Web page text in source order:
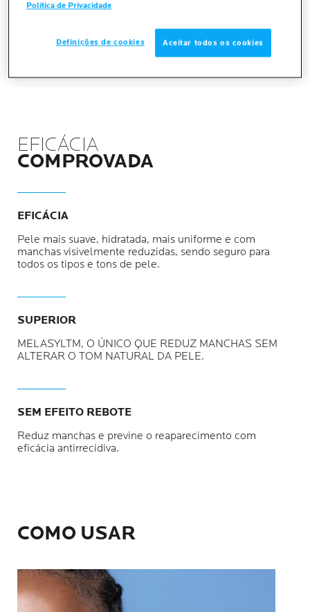
²Avaliação clínica em 41 mulheres em 8 semanas
EFICÁCIA
COMPROVADA
EFICÁCIA
Pele mais suave, hidratada, mais uniforme e com
manchas visivelmente reduzidas, sendo seguro para
todos os tipos e tons de pele.
SUPERIOR
MELASYLTM, O ÚNICO QUE REDUZ MANCHAS SEM
ALTERAR O TOM NATURAL DA PELE.
SEM EFEITO REBOTE
Reduz manchas e previne o reaparecimento com
eficácia antirrecidiva.
COMO USAR
Política de Privacidade
Definições de cookies Aceitar todos os cookies